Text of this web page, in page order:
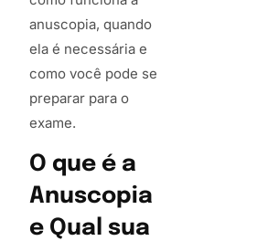
anuscopia, quando
ela é necessária e
como você pode se
preparar para o
exame.
O que é a
Anuscopia
e Qual sua